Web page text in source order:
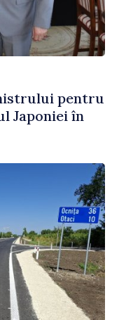
pentru
Japoniei în